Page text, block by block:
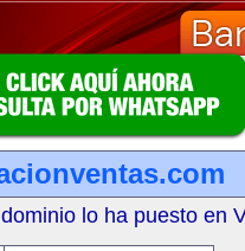
lo ha puesto en